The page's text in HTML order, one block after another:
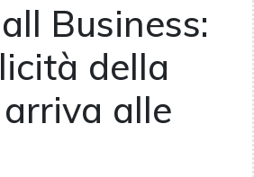
Business:
della
alle